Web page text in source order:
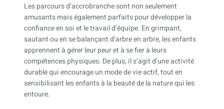
Les parcours d’accrobranche sont non seulement
amusants mais également parfaits pour développer la
confiance en soi et le travail d’équipe. En grimpant,
sautant ou en se balançant d’arbre en arbre, les enfants
apprennent à gérer leur peur et à se fier à leurs
compétences physiques. De plus, il s’agit d’une activité
durable qui encourage un mode de vie actif, tout en
sensibilisant les enfants à la beauté de la nature qui les
entoure.